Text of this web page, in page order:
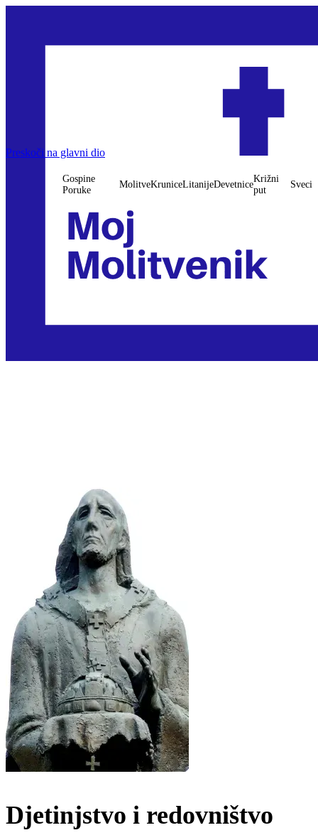
Preskoči na glavni dio
Gospine
Poruke
MolitveKruniceLitanijeDevetnice
Križni
put
Sveci
Djetinjstvo i redovništvo